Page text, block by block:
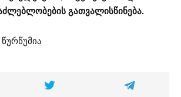
გათვალისწინება.